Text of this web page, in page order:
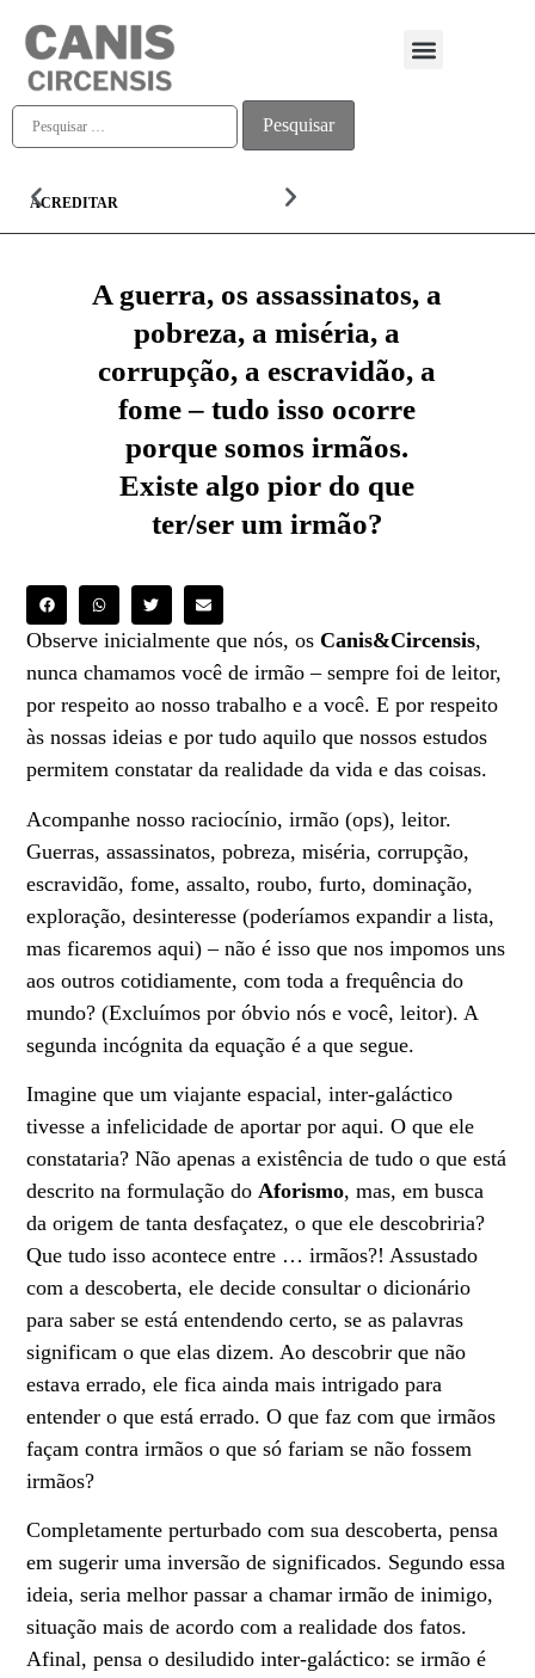
ACREDITAR
A guerra, os assassinatos, a
pobreza, a miséria, a
corrupção, a escravidão, a
fome – tudo isso ocorre
porque somos irmãos.
Existe algo pior do que
ter/ser um irmão?
Observe inicialmente que nós, osCanis&Circensis,
nunca chamamos você de irmão – sempre foi de leitor,
por respeito ao nosso trabalho e a você. E por respeito
às nossas ideias e por tudo aquilo que nossos estudos
permitem constatar da realidade da vida e das coisas.
Acompanhe nosso raciocínio, irmão (ops), leitor.
Guerras, assassinatos, pobreza, miséria, corrupção,
escravidão, fome, assalto, roubo, furto, dominação,
exploração, desinteresse (poderíamos expandir a lista,
mas ficaremos aqui) – não é isso que nos impomos uns
aos outros cotidiamente, com toda a frequência do
mundo? (Excluímos por óbvio nós e você, leitor). A
segunda incógnita da equação é a que segue.
Imagine que um viajante espacial, inter-galáctico
tivesse a infelicidade de aportar por aqui. O que ele
constataria? Não apenas a existência de tudo o que está
descrito na formulação doAforismo, mas, em busca
da origem de tanta desfaçatez, o que ele descobriria?
Que tudo isso acontece entre … irmãos?! Assustado
com a descoberta, ele decide consultar o dicionário
para saber se está entendendo certo, se as palavras
significam o que elas dizem. Ao descobrir que não
estava errado, ele fica ainda mais intrigado para
entender o que está errado. O que faz com que irmãos
façam contra irmãos o que só fariam se não fossem
irmãos?
Completamente perturbado com sua descoberta, pensa
em sugerir uma inversão de significados. Segundo essa
ideia, seria melhor passar a chamar irmão de inimigo,
situação mais de acordo com a realidade dos fatos.
Afinal, pensa o desiludido inter-galáctico: se irmão é